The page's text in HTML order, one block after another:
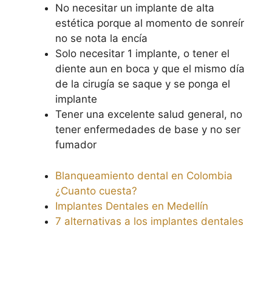
No necesitar un implante de alta
estética porque al momento de sonreír
no se nota la encía
Solo necesitar 1 implante, o tener el
diente aun en boca y que el mismo día
de la cirugía se saque y se ponga el
implante
Tener una excelente salud general, no
tener enfermedades de base y no ser
fumador
Blanqueamiento dental en Colombia
¿Cuanto cuesta?
Implantes Dentales en Medellín
7 alternativas a los implantes dentales